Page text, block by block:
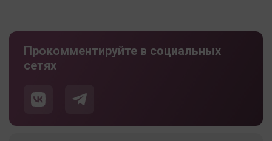
Прокомментируйте в социальных
сетях